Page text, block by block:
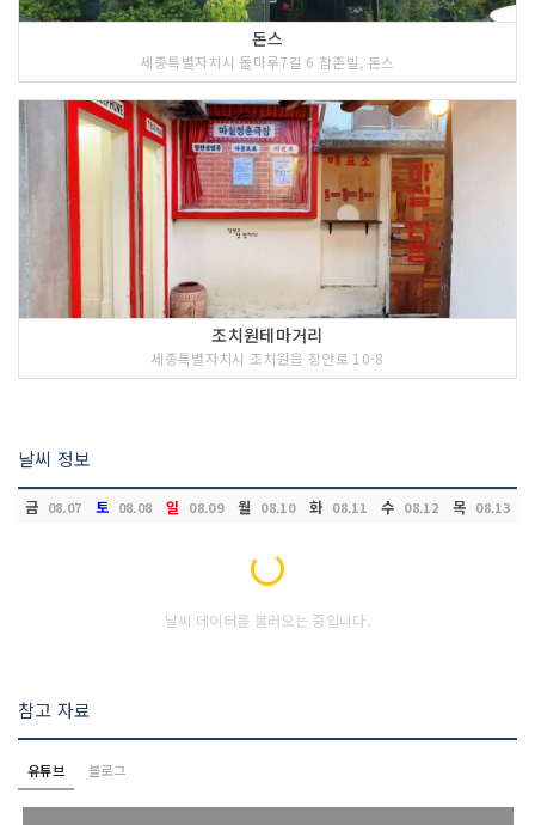
돈스
세종특별자치시 돌마루7길 6 참존빌, 돈스
조치원테마거리
세종특별자치시 조치원읍 장안로 10-8
날씨 정보
금 08.07 토 08.08 일 08.09 월 08.10 화 08.11 수 08.12 목 08.13
Loading...
날씨 데이터를 불러오는 중입니다.
참고 자료
유튜브 블로그